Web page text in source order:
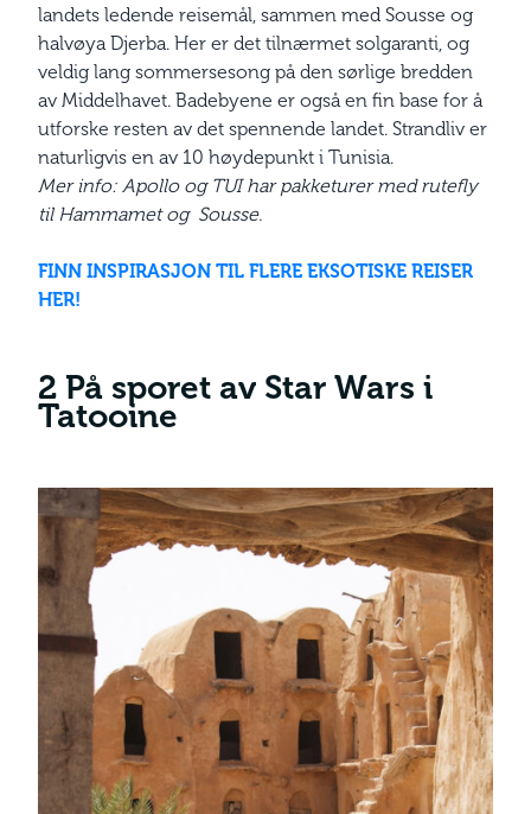
landets ledende reisemål, sammen med Sousse og
halvøya Djerba. Her er det tilnærmet solgaranti, og
veldig lang sommersesong på den sørlige bredden
av Middelhavet. Badebyene er også en fin base for å
utforske resten av det spennende landet. Strandliv er
naturligvis en av 10 høydepunkt i Tunisia.
Mer info: Apollo og TUI har pakketurer med rutefly
til Hammamet og Sousse.
FINN INSPIRASJON TIL FLERE EKSOTISKE REISER
HER!
2 På sporet av Star Wars i
Tatooine